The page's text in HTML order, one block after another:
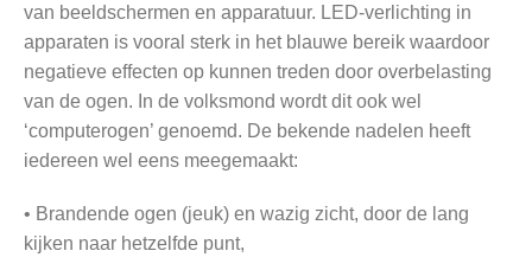
van beeldschermen en apparatuur. LED-verlichting in
apparaten is vooral sterk in het blauwe bereik waardoor
negatieve effecten op kunnen treden door overbelasting
van de ogen. In de volksmond wordt dit ook wel
‘computerogen’ genoemd. De bekende nadelen heeft
iedereen wel eens meegemaakt:
• Brandende ogen (jeuk) en wazig zicht, door de lang
kijken naar hetzelfde punt,